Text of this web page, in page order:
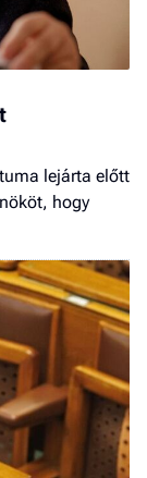
lejárta előtt
hogy